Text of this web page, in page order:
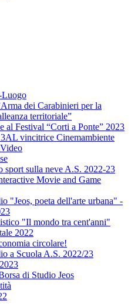
dei Carabinieri per la
territoriale”
al Festival “Corti a Ponte” 2023
vincitrice Cinemambiente
sport sulla neve A.S. 2022-23
Movie and Game
"Jeos, poeta dell'arte urbana" -
"Il mondo tra cent'anni"
2022
circolare!
a Scuola A.S. 2022/23
di Studio Jeos